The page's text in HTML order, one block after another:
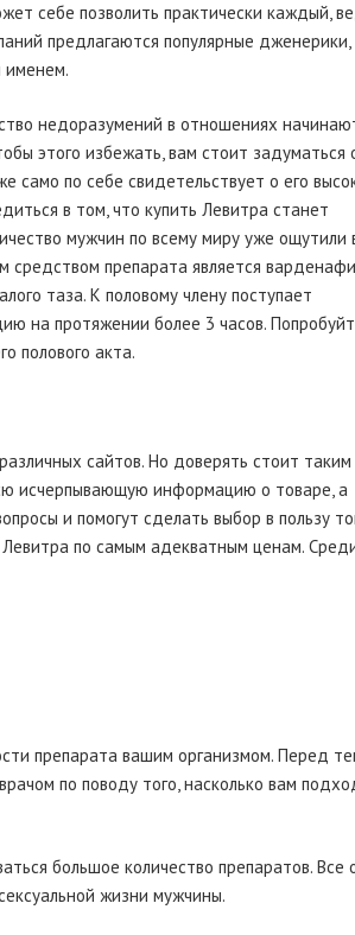
себе позволить практически каждый,
предлагаются популярные дженерики,
именем.
недоразумений в отношениях
этого избежать, вам стоит задуматься
само по себе свидетельствует о его
в том, что купить Левитра станет
мужчин по всему миру уже ощутили
средством препарата является
таза. К половому члену поступает
на протяжении более 3 часов.
полового акта.
сайтов. Но доверять стоит таким
исчерпывающую информацию о товаре, а
и помогут сделать выбор в пользу
по самым адекватным ценам.
препарата вашим организмом. Перед
по поводу того, насколько вам
большое количество препаратов. Все
жизни мужчины.